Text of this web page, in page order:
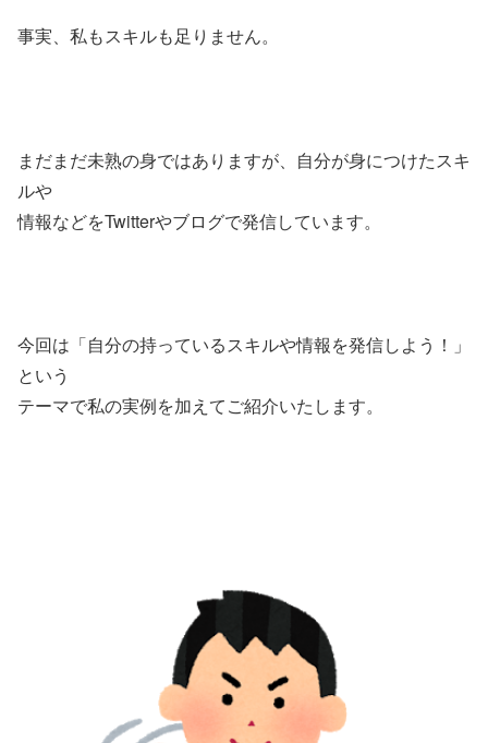
事実、私もスキルも足りません。
まだまだ未熟の身ではありますが、自分が身につけたスキ
ルや
情報などをTwitterやブログで発信しています。
今回は「自分の持っているスキルや情報を発信しよう！」
という
テーマで私の実例を加えてご紹介いたします。